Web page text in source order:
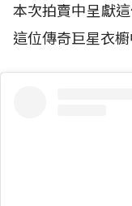
本次拍賣中呈獻
這位傳奇巨星衣櫥